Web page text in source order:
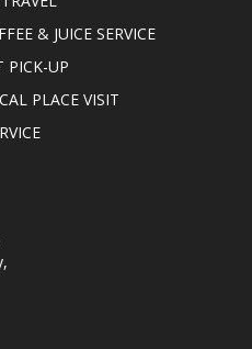
& JUICE SERVICE
PICK-UP
PLACE VISIT